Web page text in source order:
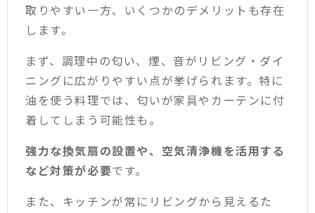
取りやすい一方、いくつかのデメリットも存在
します。
まず、調理中の匂い、煙、音がリビング・ダイ
ニングに広がりやすい点が挙げられます。特に
油を使う料理では、匂いが家具やカーテンに付
着してしまう可能性も。
強力な換気扇の設置や、空気清浄機を活用する
など対策が必要です。
また、キッチンが常にリビングから見えるた